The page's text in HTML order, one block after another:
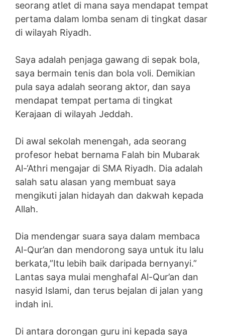
seorang atlet di mana saya mendapat tempat
pertama dalam lomba senam di tingkat dasar
di wilayah Riyadh.
Saya adalah penjaga gawang di sepak bola,
saya bermain tenis dan bola voli. Demikian
pula saya adalah seorang aktor, dan saya
mendapat tempat pertama di tingkat
Kerajaan di wilayah Jeddah.
Di awal sekolah menengah, ada seorang
profesor hebat bernama Falah bin Mubarak
Al-‘Athri mengajar di SMA Riyadh. Dia adalah
salah satu alasan yang membuat saya
mengikuti jalan hidayah dan dakwah kepada
Allah.
Dia mendengar suara saya dalam membaca
Al-Qur’an dan mendorong saya untuk itu lalu
berkata,”Itu lebih baik daripada bernyanyi.”
Lantas saya mulai menghafal Al-Qur’an dan
nasyid Islami, dan terus bejalan di jalan yang
indah ini.
Di antara dorongan guru ini kepada saya